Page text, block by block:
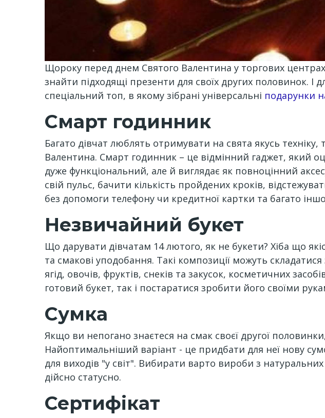
Щороку перед днем ​​Святого Валентина у торгових
знайти підходящі презенти для своїх других половинок.
спеціальний топ, в якому зібрані універсальні подарунки
Смарт годинник
Багато дівчат люблять отримувати на свята якусь
Валентина. Смарт годинник – це відмінний гаджет, який
дуже функціональний, але й виглядає як повноцінний
свій пульс, бачити кількість пройдених кроків,
без допомоги телефону чи кредитної картки та багато
Незвичайний букет
Що дарувати дівчатам 14 лютого, як не букети? Хіба що
та смакові уподобання. Такі композиції можуть
ягід, овочів, фруктів, снеків та закусок, косметичних
готовий букет, так і постаратися зробити його своїми
Сумка
Якщо ви непогано знаєтеся на смак своєї другої
Найоптимальніший варіант - це придбати для неї нову
для виходів "у світ". Вибирати варто вироби з
дійсно статусно.
Сертифікат